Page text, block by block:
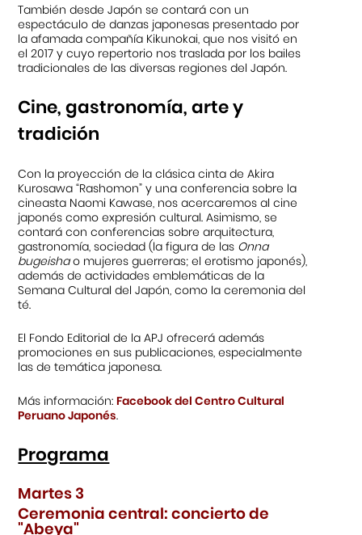
También desde Japón se contará con un
espectáculo de danzas japonesas presentado por
la afamada compañía Kikunokai, que nos visitó en
el 2017 y cuyo repertorio nos traslada por los bailes
tradicionales de las diversas regiones del Japón.
Cine, gastronomía, arte y
tradición
Con la proyección de la clásica cinta de Akira
Kurosawa “Rashomon” y una conferencia sobre la
cineasta Naomi Kawase, nos acercaremos al cine
japonés como expresión cultural. Asimismo, se
contará con conferencias sobre arquitectura,
gastronomía, sociedad (la figura de las Onna
bugeishao mujeres guerreras; el erotismo japonés),
además de actividades emblemáticas de la
Semana Cultural del Japón, como la ceremonia del
té.
El Fondo Editorial de la APJ ofrecerá además
promociones en sus publicaciones, especialmente
las de temática japonesa.
Más información:Facebook del Centro Cultural
Peruano Japonés.
Programa
Martes 3
Ceremonia central: concierto de
"Abeya"